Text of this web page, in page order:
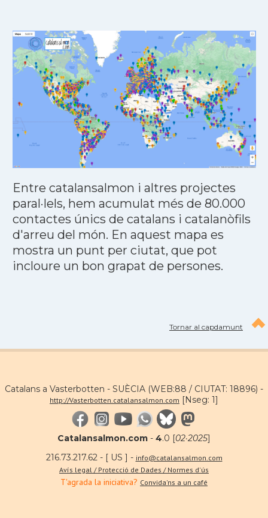
Entre catalansalmon i altres projectes
paral·lels, hem acumulat més de 80.000
contactes únics de catalans i catalanòfils
d'arreu del món. En aquest mapa es
mostra un punt per ciutat, que pot
incloure un bon grapat de persones.
Tornar al capdamunt
Catalans a Vasterbotten - SUÈCIA (WEB:88 / CIUTAT: 18896) -
http://Vasterbotten.catalansalmon.com [Nseg: 1]
Catalansalmon.com - 4.0 [02·2025]
216.73.217.62 - [ US ] - info@catalansalmon.com
Avís legal / Protecció de Dades / Normes d'ús
T'agrada la iniciativa? Convida'ns a un café